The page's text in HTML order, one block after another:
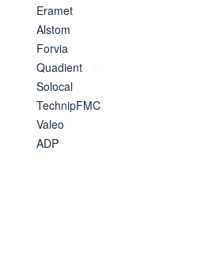
Eramet
Alstom
Forvia
Quadient
Solocal
TechnipFMC
Valeo
ADP